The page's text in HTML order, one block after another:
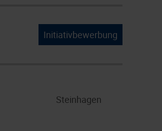
Initiativbewerbung
Steinhagen